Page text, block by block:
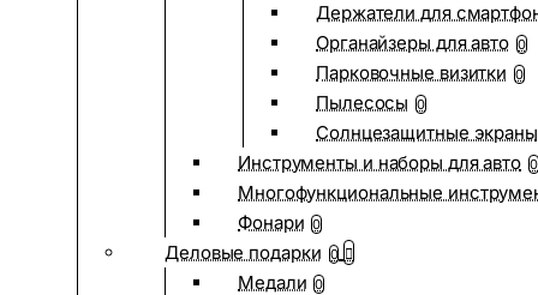
Держатели для
Органайзеры для авто 0
Парковочные визитки 0
Пылесосы 0
Солнцезащитные экраны
Инструменты и наборы для авто 0
Многофункциональные
Фонари 0
Деловые подарки 0
Медали 0